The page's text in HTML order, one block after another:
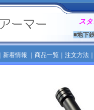
ス
■地下
新着情報 商品一覧｜ 注文方法